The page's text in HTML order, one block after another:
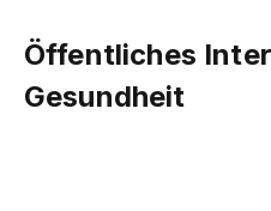
Öffentliches
Gesundheit